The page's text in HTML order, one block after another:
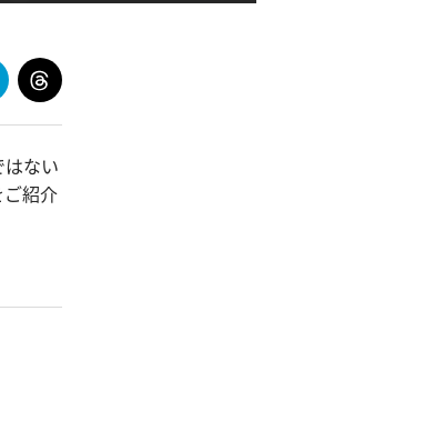
ない
紹介